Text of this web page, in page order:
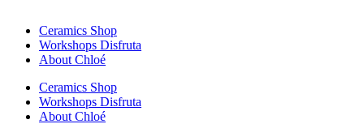
Ceramics Shop
Workshops Disfruta
About Chloé
Ceramics Shop
Workshops Disfruta
About Chloé